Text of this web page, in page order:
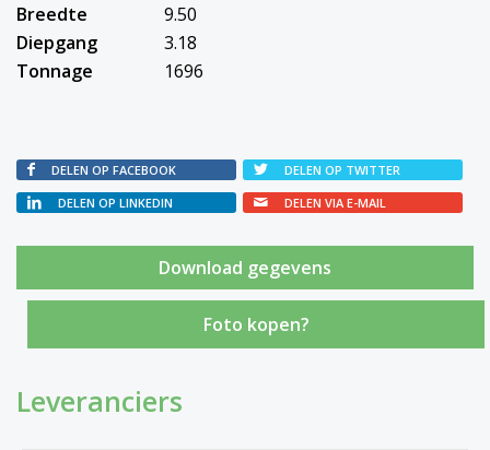
Breedte
9.50
Diepgang
3.18
Tonnage
1696
DELEN OP FACEBOOK
DELEN OP TWITTER
DELEN OP LINKEDIN
DELEN VIA E-MAIL
Foto kopen?
Leveranciers